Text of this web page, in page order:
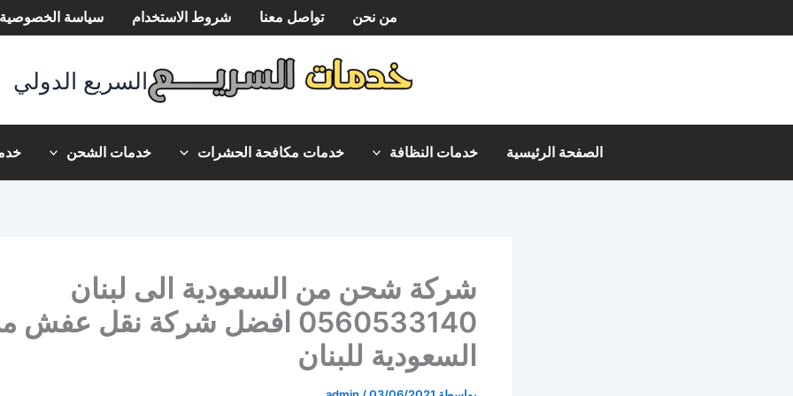
إلى
من نحن تواصل معنا شروط الاستخدام سياسة الخصوصية
السريع الدولي
الصفحة الرئيسية خدمات النظافة خدمات مكافحة الحشرات خدمات الشحن
شركة شحن من السعودية الى لبنان
0560533140 افضل شركة نقل عفش
السعودية للبنان